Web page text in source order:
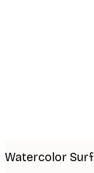
Watercolor